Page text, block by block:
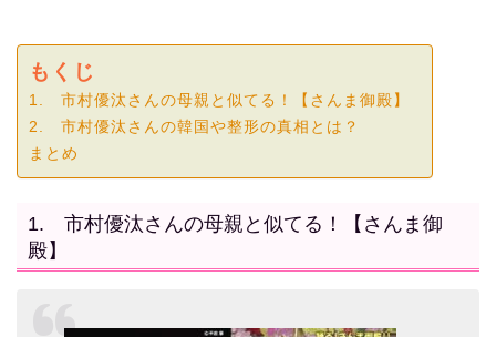
もくじ
1. 市村優汰さんの母親と似てる！【さんま御殿】
2. 市村優汰さんの韓国や整形の真相とは？
まとめ
1. 市村優汰さんの母親と似てる！【さんま御
殿】